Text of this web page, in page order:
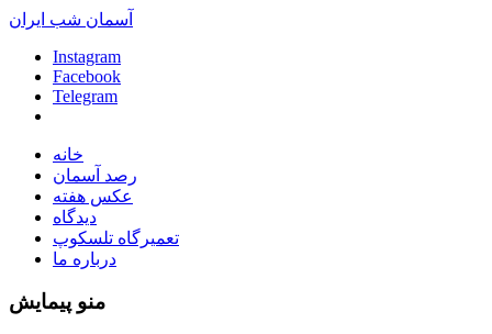
آسمان شب ایران
Instagram
Facebook
Telegram
خانه
رصد آسمان
عکس هفته
دیدگاه
تعمیرگاه تلسکوپ
درباره ما
منو پیمایش